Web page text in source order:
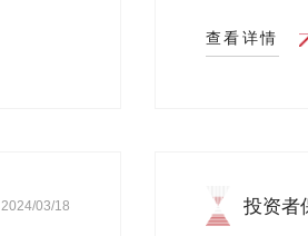
查看详情
2024/03/18
投资者